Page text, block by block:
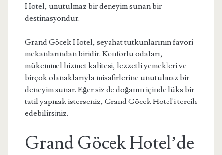
Hotel, unutulmaz bir deneyim sunan bir
destinasyondur.
Grand Göcek Hotel, seyahat tutkunlarının favori
mekanlarından biridir. Konforlu odaları,
mükemmel hizmet kalitesi, lezzetli yemekleri ve
birçok olanaklarıyla misafirlerine unutulmaz bir
deneyim sunar. Eğer siz de doğanın içinde lüks bir
tatil yapmak isterseniz, Grand Göcek Hotel'i tercih
edebilirsiniz.
Grand Göcek Hotel’de